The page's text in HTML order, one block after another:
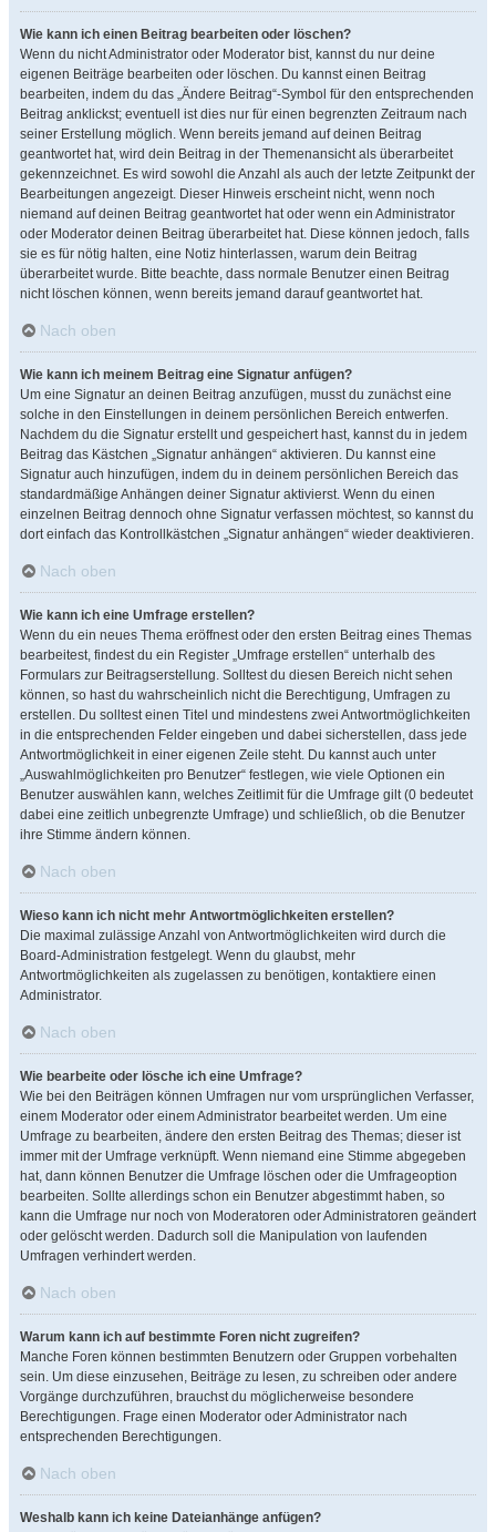
Wie kann ich einen Beitrag bearbeiten oder löschen?
Wenn du nicht Administrator oder Moderator bist, kannst du nur deine
eigenen Beiträge bearbeiten oder löschen. Du kannst einen Beitrag
bearbeiten, indem du das „Ändere Beitrag“-Symbol für den entsprechenden
Beitrag anklickst; eventuell ist dies nur für einen begrenzten Zeitraum nach
seiner Erstellung möglich. Wenn bereits jemand auf deinen Beitrag
geantwortet hat, wird dein Beitrag in der Themenansicht als überarbeitet
gekennzeichnet. Es wird sowohl die Anzahl als auch der letzte Zeitpunkt der
Bearbeitungen angezeigt. Dieser Hinweis erscheint nicht, wenn noch
niemand auf deinen Beitrag geantwortet hat oder wenn ein Administrator
oder Moderator deinen Beitrag überarbeitet hat. Diese können jedoch, falls
sie es für nötig halten, eine Notiz hinterlassen, warum dein Beitrag
überarbeitet wurde. Bitte beachte, dass normale Benutzer einen Beitrag
nicht löschen können, wenn bereits jemand darauf geantwortet hat.
Nach oben
Wie kann ich meinem Beitrag eine Signatur anfügen?
Um eine Signatur an deinen Beitrag anzufügen, musst du zunächst eine
solche in den Einstellungen in deinem persönlichen Bereich entwerfen.
Nachdem du die Signatur erstellt und gespeichert hast, kannst du in jedem
Beitrag das Kästchen „Signatur anhängen“ aktivieren. Du kannst eine
Signatur auch hinzufügen, indem du in deinem persönlichen Bereich das
standardmäßige Anhängen deiner Signatur aktivierst. Wenn du einen
einzelnen Beitrag dennoch ohne Signatur verfassen möchtest, so kannst du
dort einfach das Kontrollkästchen „Signatur anhängen“ wieder deaktivieren.
Nach oben
Wie kann ich eine Umfrage erstellen?
Wenn du ein neues Thema eröffnest oder den ersten Beitrag eines Themas
bearbeitest, findest du ein Register „Umfrage erstellen“ unterhalb des
Formulars zur Beitragserstellung. Solltest du diesen Bereich nicht sehen
können, so hast du wahrscheinlich nicht die Berechtigung, Umfragen zu
erstellen. Du solltest einen Titel und mindestens zwei Antwortmöglichkeiten
in die entsprechenden Felder eingeben und dabei sicherstellen, dass jede
Antwortmöglichkeit in einer eigenen Zeile steht. Du kannst auch unter
„Auswahlmöglichkeiten pro Benutzer“ festlegen, wie viele Optionen ein
Benutzer auswählen kann, welches Zeitlimit für die Umfrage gilt (0 bedeutet
dabei eine zeitlich unbegrenzte Umfrage) und schließlich, ob die Benutzer
ihre Stimme ändern können.
Nach oben
Wieso kann ich nicht mehr Antwortmöglichkeiten erstellen?
Die maximal zulässige Anzahl von Antwortmöglichkeiten wird durch die
Board-Administration festgelegt. Wenn du glaubst, mehr
Antwortmöglichkeiten als zugelassen zu benötigen, kontaktiere einen
Administrator.
Nach oben
Wie bearbeite oder lösche ich eine Umfrage?
Wie bei den Beiträgen können Umfragen nur vom ursprünglichen Verfasser,
einem Moderator oder einem Administrator bearbeitet werden. Um eine
Umfrage zu bearbeiten, ändere den ersten Beitrag des Themas; dieser ist
immer mit der Umfrage verknüpft. Wenn niemand eine Stimme abgegeben
hat, dann können Benutzer die Umfrage löschen oder die Umfrageoption
bearbeiten. Sollte allerdings schon ein Benutzer abgestimmt haben, so
kann die Umfrage nur noch von Moderatoren oder Administratoren geändert
oder gelöscht werden. Dadurch soll die Manipulation von laufenden
Umfragen verhindert werden.
Nach oben
Warum kann ich auf bestimmte Foren nicht zugreifen?
Manche Foren können bestimmten Benutzern oder Gruppen vorbehalten
sein. Um diese einzusehen, Beiträge zu lesen, zu schreiben oder andere
Vorgänge durchzuführen, brauchst du möglicherweise besondere
Berechtigungen. Frage einen Moderator oder Administrator nach
entsprechenden Berechtigungen.
Nach oben
Weshalb kann ich keine Dateianhänge anfügen?